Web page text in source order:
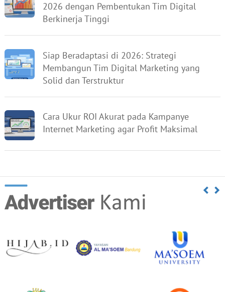
2026 dengan Pembentukan Tim Digital
Berkinerja Tinggi
Siap Beradaptasi di 2026: Strategi
Membangun Tim Digital Marketing yang
Solid dan Terstruktur
Cara Ukur ROI Akurat pada Kampanye
Internet Marketing agar Profit Maksimal